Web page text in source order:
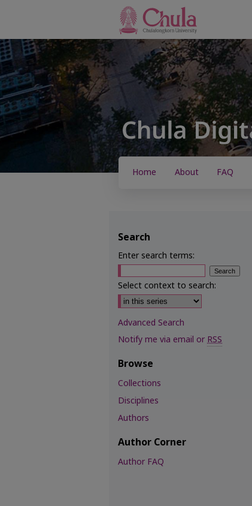
Home About FAQ
Search
Enter search terms:
Select context to search:
Advanced Search
Notify me via email orRSS
Browse
Collections
Disciplines
Authors
Author Corner
Author FAQ